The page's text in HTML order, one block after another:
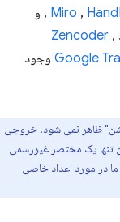
Miro,
, و
وجود
ظاهر نمی شود. خروجی
یک مختصر غیررسمی
مورد اعداد خاصی